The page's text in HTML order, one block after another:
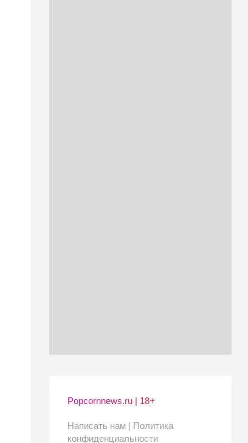
Popcornnews.ru | 18+
Написать нам | Политика
конфиденциальности